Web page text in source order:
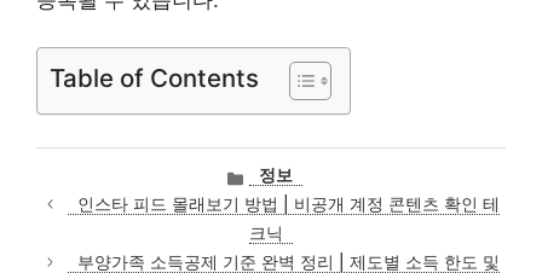
Table of Contents
카
테
고
리
정보
인스타 피드 몰래보기 방법 | 비공개 계정 콘텐츠 확인 테
크닉
부양가족 소득공제 기준 완벽 정리 | 제도별 소득 한도 및